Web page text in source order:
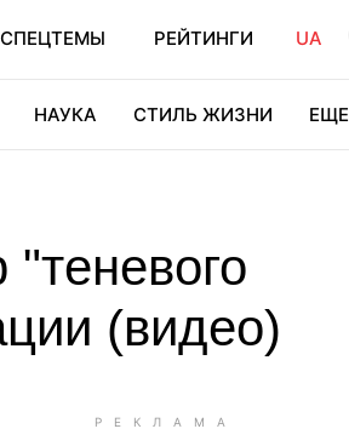
СПЕЦТЕМЫ РЕЙТИНГИ UA
НАУКА СТИЛЬ ЖИЗНИ ЕЩЕ
(видео)